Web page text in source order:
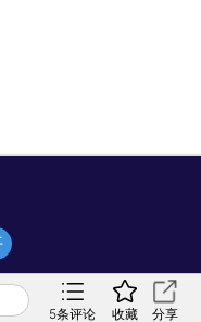
5条评论 收藏 分享